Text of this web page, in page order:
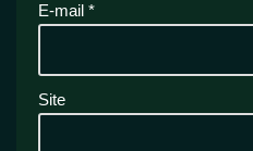
E-mail *
Site